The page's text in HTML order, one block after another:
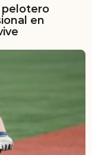
pelotero
en